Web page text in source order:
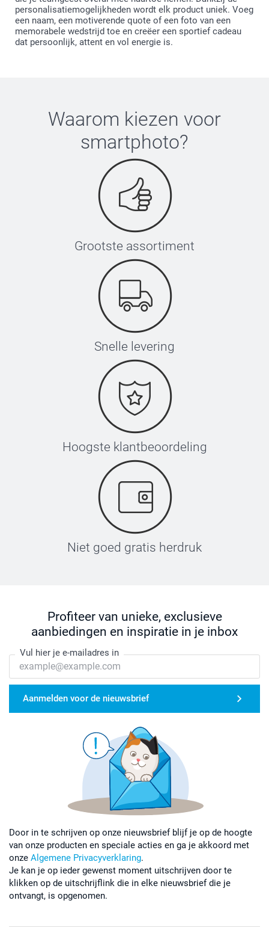
personalisatiemogelijkheden wordt elk product uniek. Voeg
een naam, een motiverende quote of een foto van een
memorabele wedstrijd toe en creëer een sportief cadeau
dat persoonlijk, attent en vol energie is.
Waarom kiezen voor
smartphoto?
Grootste assortiment
Snelle levering
Hoogste klantbeoordeling
Niet goed gratis herdruk
Profiteer van unieke, exclusieve
aanbiedingen en inspiratie in je inbox
Vul hier je e-mailadres in
Aanmelden voor de nieuwsbrief
Door in te schrijven op onze nieuwsbrief blijf je op de hoogte
van onze producten en speciale acties en ga je akkoord met
onze Algemene Privacyverklaring.
Je kan je op ieder gewenst moment uitschrijven door te
klikken op de uitschrijflink die in elke nieuwsbrief die je
ontvangt, is opgenomen.